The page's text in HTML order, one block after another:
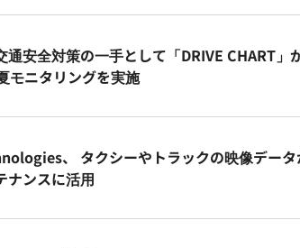
安全対策の一手として「DRIVE CHART」
モニタリングを実施
、 タクシーやトラックの映像データ
ナンスに活用